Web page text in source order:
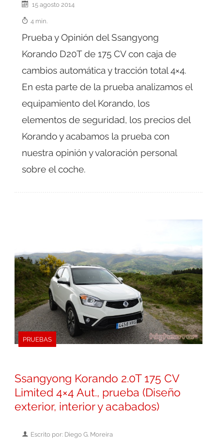
15 agosto 2014
4 min.
Prueba y Opinión del Ssangyong
Korando D20T de 175 CV con caja de
cambios automática y tracción total 4×4.
En esta parte de la prueba analizamos el
equipamiento del Korando, los
elementos de seguridad, los precios del
Korando y acabamos la prueba con
nuestra opinión y valoración personal
sobre el coche.
PRUEBAS
Ssangyong Korando 2.0T 175 CV
Limited 4×4 Aut., prueba (Diseño
exterior, interior y acabados)
Escrito por: Diego G. Moreira